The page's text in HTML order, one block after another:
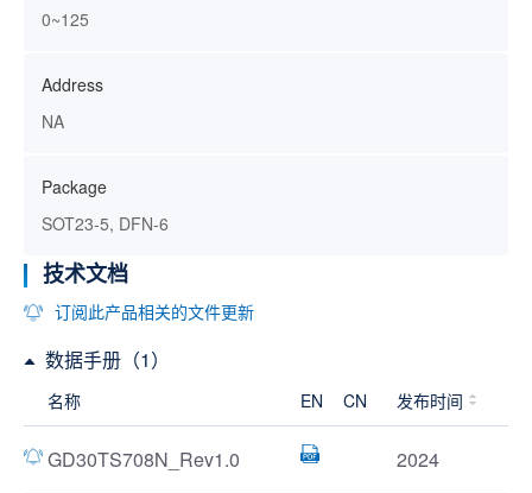
0~125
Address
NA
Package
SOT23-5, DFN-6
技术文档
订阅此产品相关的文件更新
数据手册（1）
名称 EN CN 发布时间
GD30TS708N_Rev1.0 2024